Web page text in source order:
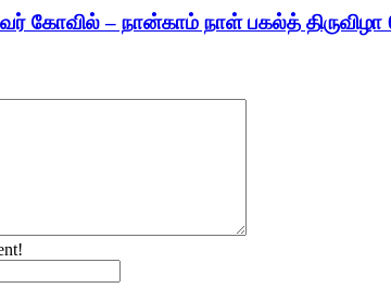
கோவில் – நான்காம் நாள் பகல்த் திருவிழா